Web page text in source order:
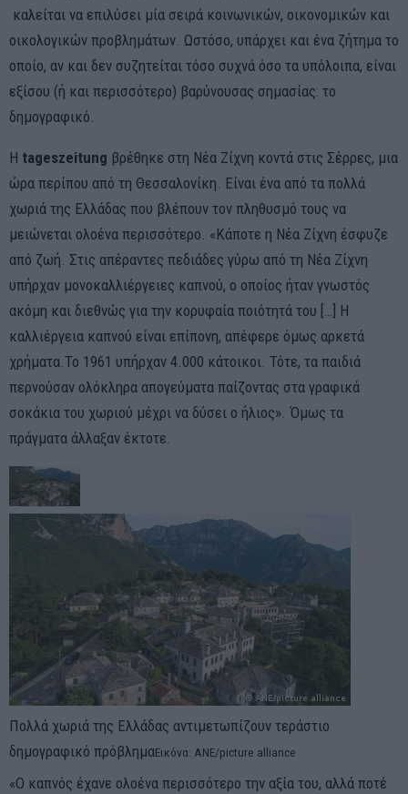
καλείται να επιλύσει μία σειρά κοινωνικών, οικονομικών και
οικολογικών προβλημάτων. Ωστόσο, υπάρχει και ένα ζήτημα το
οποίο, αν και δεν συζητείται τόσο συχνά όσο τα υπόλοιπα, είναι
εξίσου (ή και περισσότερο) βαρύνουσας σημασίας: το
δημογραφικό.
Η tageszeitung βρέθηκε στη Νέα Ζίχνη κοντά στις Σέρρες, μια
ώρα περίπου από τη Θεσσαλονίκη. Είναι ένα από τα πολλά
χωριά της Ελλάδας που βλέπουν τον πληθυσμό τους να
μειώνεται ολοένα περισσότερο. «Κάποτε η Νέα Ζίχνη έσφυζε
από ζωή. Στις απέραντες πεδιάδες γύρω από τη Νέα Ζίχνη
υπήρχαν μονοκαλλιέργειες καπνού, ο οποίος ήταν γνωστός
ακόμη και διεθνώς για την κορυφαία ποιότητά του […] Η
καλλιέργεια καπνού είναι επίπονη, απέφερε όμως αρκετά
χρήματα.Το 1961 υπήρχαν 4.000 κάτοικοι. Τότε, τα παιδιά
περνούσαν ολόκληρα απογεύματα παίζοντας στα γραφικά
σοκάκια του χωριού μέχρι να δύσει ο ήλιος». Όμως τα
πράγματα άλλαξαν έκτοτε.
Πολλά χωριά της Ελλάδας αντιμετωπίζουν τεράστιο
δημογραφικό πρόβλημαΕικόνα: ANE/picture alliance
«Ο καπνός έχανε ολοένα περισσότερο την αξία του, αλλά ποτέ